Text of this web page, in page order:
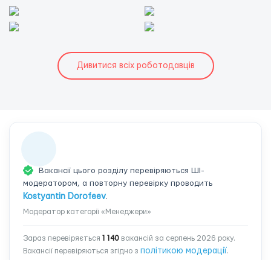
Дивитися всіх роботодавців
Вакансії цього розділу перевіряються ШІ-
модератором, а повторну перевірку проводить
Kostyantin Dorofeev.
Модератор категорії «Менеджери»
Зараз перевіряється 1 140 вакансій за серпень 2026 року.
Вакансії перевіряються згідно з політикою модерації.